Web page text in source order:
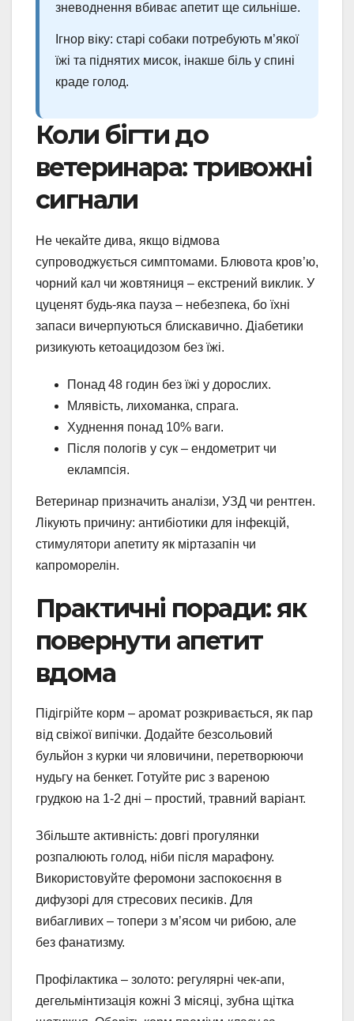
зневоднення вбиває апетит ще сильніше.
Ігнор віку: старі собаки потребують м’якої
їжі та піднятих мисок, інакше біль у спині
краде голод.
Коли бігти до
ветеринара: тривожні
сигнали
Не чекайте дива, якщо відмова
супроводжується симптомами. Блювота кров’ю,
чорний кал чи жовтяниця – екстрений виклик. У
цуценят будь-яка пауза – небезпека, бо їхні
запаси вичерпуються блискавично. Діабетики
ризикують кетоацидозом без їжі.
Понад 48 годин без їжі у дорослих.
Млявість, лихоманка, спрага.
Худнення понад 10% ваги.
Після пологів у сук – ендометрит чи
еклампсія.
Ветеринар призначить аналізи, УЗД чи рентген.
Лікують причину: антибіотики для інфекцій,
стимулятори апетиту як міртазапін чи
капроморелін.
Практичні поради: як
повернути апетит
вдома
Підігрійте корм – аромат розкривається, як пар
від свіжої випічки. Додайте безсольовий
бульйон з курки чи яловичини, перетворюючи
нудьгу на бенкет. Готуйте рис з вареною
грудкою на 1-2 дні – простий, травний варіант.
Збільште активність: довгі прогулянки
розпалюють голод, ніби після марафону.
Використовуйте феромони заспокоєння в
дифузорі для стресових песиків. Для
вибагливих – топери з м’ясом чи рибою, але
без фанатизму.
Профілактика – золото: регулярні чек-апи,
дегельмінтизація кожні 3 місяці, зубна щітка